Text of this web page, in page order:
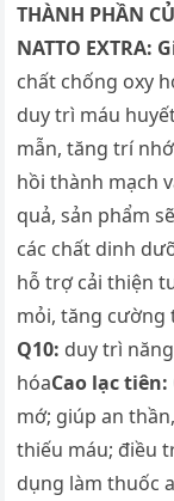
THÀNH PHẦN
NATTO EXTRA:
chất chống oxy
duy trì máu
mẫn, tăng trí
hồi thành mạch
quả, sản phẩm
các chất dinh
hỗ trợ cải thiện
mỏi, tăng cường
Q10: duy trì
hóaCao lạc tiên:
mớ; giúp an
thiếu máu; điều
dụng làm thuốc